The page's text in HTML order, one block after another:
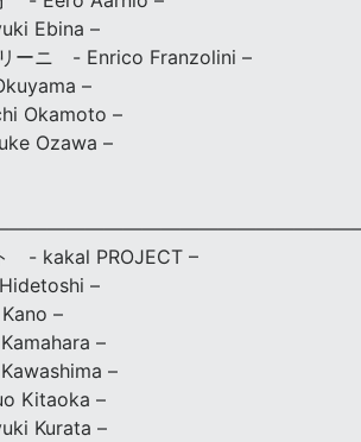
Ebina –
ーニ - Enrico Franzolini –
–
Okamoto –
Ozawa –
- kakal PROJECT –
–
–
–
–
Kitaoka –
Kurata –